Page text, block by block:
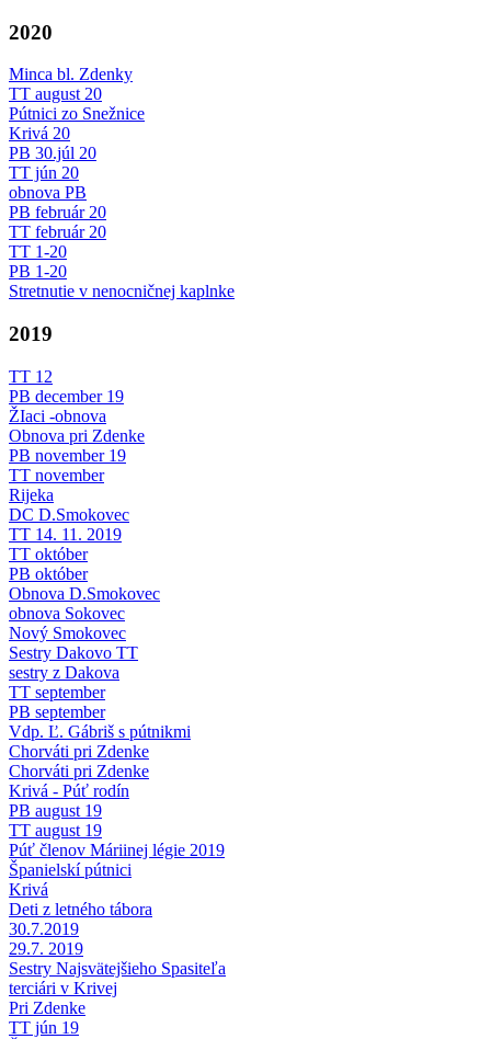
2020
Minca bl. Zdenky
TT august 20
Pútnici zo Snežnice
Krivá 20
PB 30.júl 20
TT jún 20
obnova PB
PB február 20
TT február 20
TT 1-20
PB 1-20
Stretnutie v nenocničnej kaplnke
2019
TT 12
PB december 19
ŽIaci -obnova
Obnova pri Zdenke
PB november 19
TT november
Rijeka
DC D.Smokovec
TT 14. 11. 2019
TT október
PB október
Obnova D.Smokovec
obnova Sokovec
Nový Smokovec
Sestry Dakovo TT
sestry z Dakova
TT september
PB september
Vdp. Ľ. Gábriš s pútnikmi
Chorváti pri Zdenke
Chorváti pri Zdenke
Krivá - Púť rodín
PB august 19
TT august 19
Púť členov Máriinej légie 2019
Španielskí pútnici
Krivá
Deti z letného tábora
30.7.2019
29.7. 2019
Sestry Najsvätejšieho Spasiteľa
terciári v Krivej
Pri Zdenke
TT jún 19